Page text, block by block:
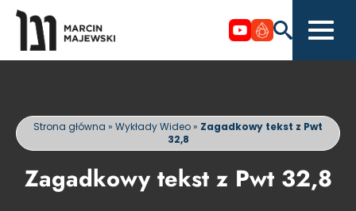
Strona główna » Wykłady Wideo» Zagadkowy tekst z Pwt
32,8
Zagadkowy tekst z Pwt 32,8